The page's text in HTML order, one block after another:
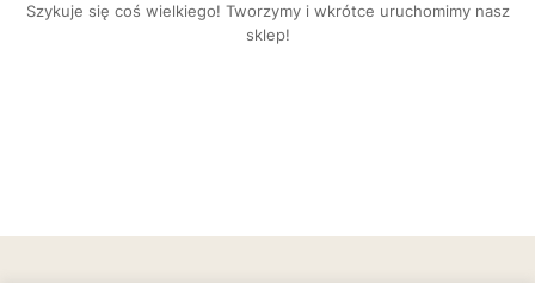
Szykuje się coś wielkiego! Tworzymy i wkrótce uruchomimy nasz
sklep!